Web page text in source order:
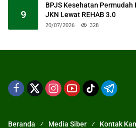
9
BPJS Kesehatan
JKN Lewat REHAB 3.0
20/07/2026 328
Beranda Media Siber Kontak